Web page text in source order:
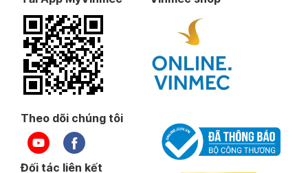
Theo dõi chúng tôi
Đối tác liên kết